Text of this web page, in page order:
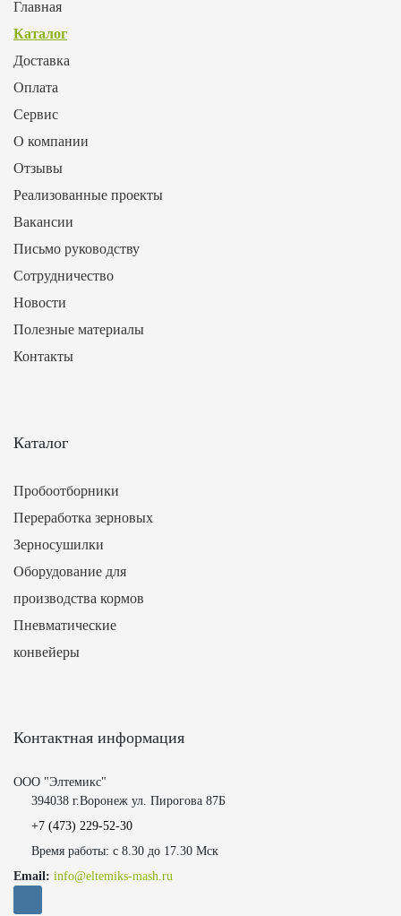
Главная
Каталог
Доставка
Оплата
Сервис
О компании
Отзывы
Реализованные проекты
Вакансии
Письмо руководству
Сотрудничество
Новости
Полезные материалы
Контакты
Каталог
Пробоотборники
Переработка зерновых
Зерносушилки
Оборудование для
производства кормов
Пневматические
конвейеры
Контактная информация
ООО "Элтемикс"
394038 г.Воронеж ул. Пирогова 87Б
+7 (473) 229-52-30
Время работы: с 8.30 до 17.30 Мск
Email: info@eltemiks-mash.ru